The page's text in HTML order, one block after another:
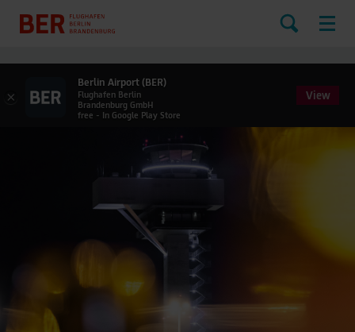
×
Berlin Airport (BER)
Flughafen Berlin
Brandenburg GmbH
free - In Google Play Store
View